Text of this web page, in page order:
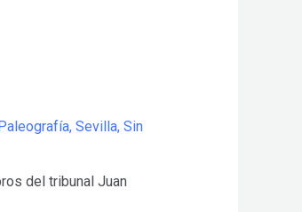
, Sevilla, Sin
del tribunal Juan